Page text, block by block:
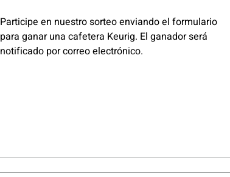
Participe en nuestro sorteo enviando el formulario
para ganar una cafetera Keurig. El ganador será
notificado por correo electrónico.